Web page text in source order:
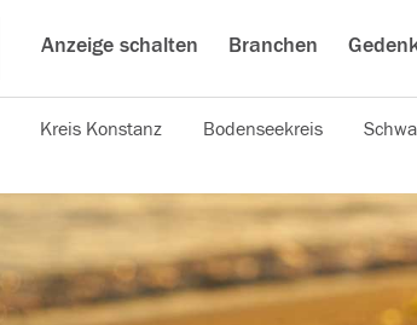
Anzeige schalten Branchen
Kreis Konstanz Bodenseekreis